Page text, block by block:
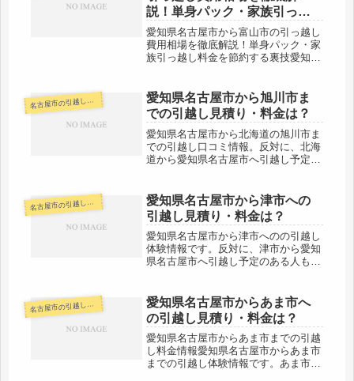
説！単身パック・家族引っ越
し料金を節約する裏技
愛知県名古屋市から富山市の引っ越し
費用相場を徹底解説！単身パック・家
族引っ越し料金を節約する裏技愛知県
古屋市への引越し予定のある人も参考
にしてください。富山市まではだいた
い...
名 古屋市の引越し料金・代金相場・見積り情報
愛知県名古屋市から旭川市ま
での引越し見積り・料金は？
愛知県名古屋市から北海道の旭川市ま
での引越し口コミ情報。反対に、北海
道から愛知県名古屋市へ引越し予定の
川市までは愛知県名古屋市からだと約
1500kmあります。※陸路です。料...
名 古屋市の引越し料金・代金相場・見積り情報
愛知県名古屋市から津市への
引越し見積り・料金は？
愛知県名古屋市から津市へのの引越し
体験情報です。反対に、津市から愛知
県名古屋市へ引越し予定のある人も参
婦・カップルなど）愛知県名古屋市か
ら三重県の津市までは約80km。やや
距離...
名 古屋市の引越し料金・代金相場・見積り情報
愛知県名古屋市からあま市へ
の引越し見積り・料金は？
愛知県名古屋市からあま市までの引越
し料金情報愛知県名古屋市からあま市
までの引越し体験情報です。あま市か